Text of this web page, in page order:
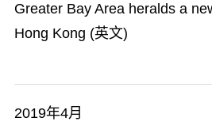
Greater Bay Area heralds a
Hong Kong (英文)
2019年4月